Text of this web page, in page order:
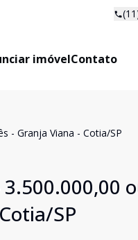
imóvelContato
- Granja Viana - Cotia/SP
SP